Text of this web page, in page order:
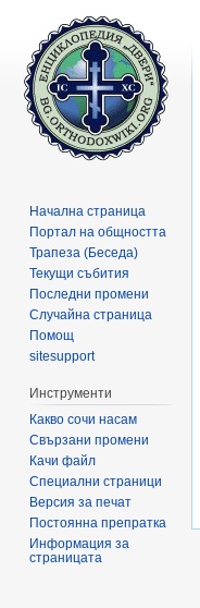
Начална страница
Портал на общността
Трапеза (Беседа)
Текущи събития
Последни промени
Случайна страница
Помощ
sitesupport
Инструменти
Какво сочи насам
Свързани промени
Качи файл
Специални страници
Версия за печат
Постоянна препратка
Информация за
страницата